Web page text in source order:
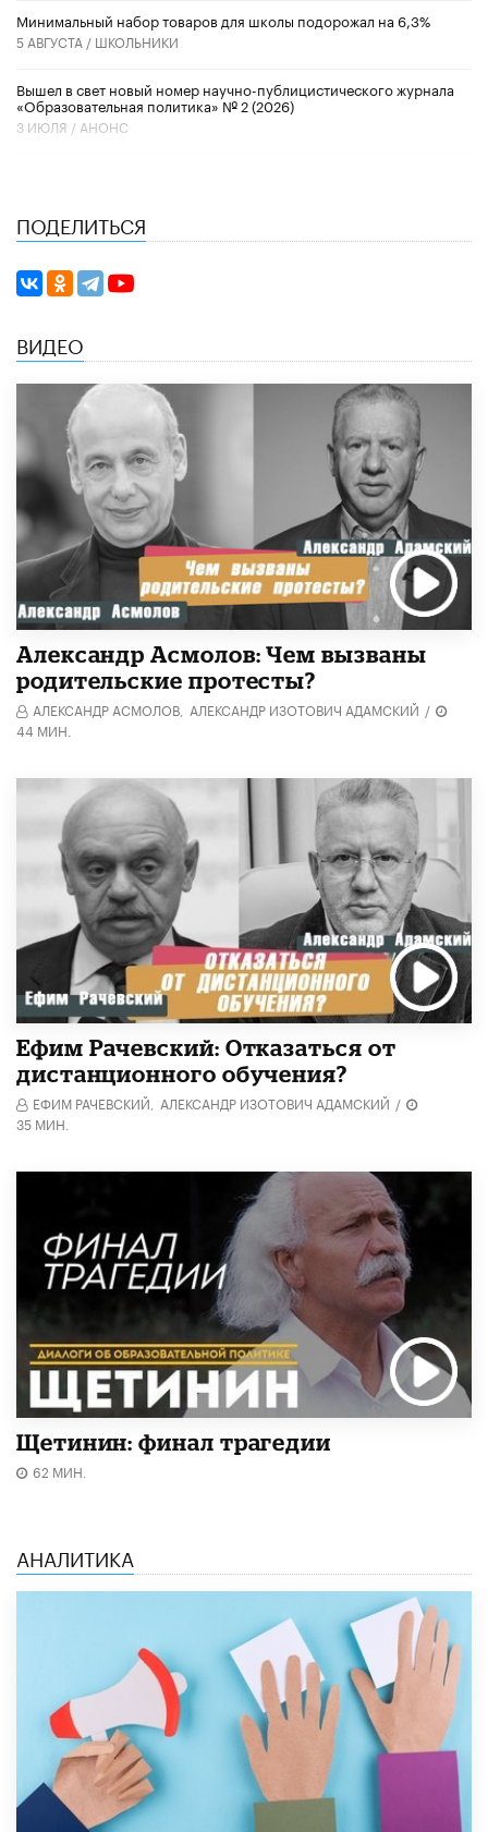
Минимальный набор товаров для школы подорожал на 6,3%
5 АВГУСТА / ШКОЛЬНИКИ
Вышел в свет новый номер научно-публицистического журнала
«Образовательная политика» № 2 (2026)
3 ИЮЛЯ / АНОНС
ПОДЕЛИТЬСЯ
ВИДЕО
Александр Асмолов: Чем вызваны
родительские протесты?
АЛЕКСАНДР АСМОЛОВ, АЛЕКСАНДР ИЗОТОВИЧ АДАМСКИЙ /
44 МИН.
Ефим Рачевский: Отказаться от
дистанционного обучения?
ЕФИМ РАЧЕВСКИЙ, АЛЕКСАНДР ИЗОТОВИЧ АДАМСКИЙ /
35 МИН.
Щетинин: финал трагедии
62 МИН.
АНАЛИТИКА